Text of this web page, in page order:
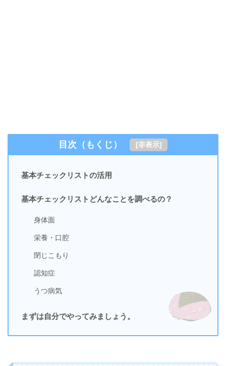
目次（もくじ） [非表示]
基本チェックリストの活用
基本チェックリストどんなことを調べるの？
身体面
栄養・口腔
閉じこもり
認知症
うつ病気
まずは自分でやってみましょう。